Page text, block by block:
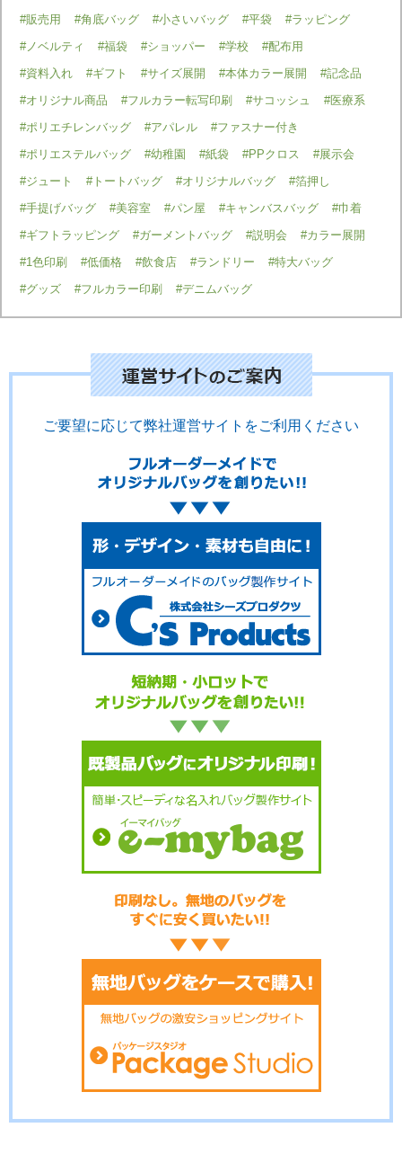
#販売用
#角底バッグ #小さいバッグ #平袋
#ラッピング
#ノベルティ
#福袋 #ショッパー #学校
#配布用
#資料入れ
#ギフト #サイズ展開 #本体カラー展開
#記念品
#オリジナル商品
#フルカラー転写印刷 #サコッシュ
#医療系
#ポリエチレンバッグ
#アパレル
#ファスナー付き
#ポリエステルバッグ
#幼稚園 #紙袋 #PPクロス
#展示会
#ジュート
#トートバッグ #オリジナルバッグ
#箔押し
#手提げバッグ
#美容室 #パン屋 #キャンバスバッグ
#巾着
#ギフトラッピング
#ガーメントバッグ #説明会
#カラー展開
#1色印刷
#低価格 #飲食店 #ランドリー
#特大バッグ
#グッズ
#フルカラー印刷 #デニムバッグ
ご要望に応じて弊社運営サイトをご利用ください